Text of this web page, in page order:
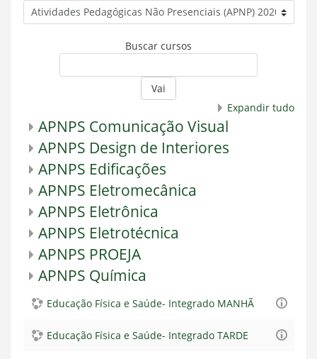
Buscar cursos
Vai
Expandir tudo
APNPS Comunicação Visual
APNPS Design de Interiores
APNPS Edificações
APNPS Eletromecânica
APNPS Eletrônica
APNPS Eletrotécnica
APNPS PROEJA
APNPS Química
Educação Física e Saúde- Integrado MANHÃ
Educação Física e Saúde- Integrado TARDE